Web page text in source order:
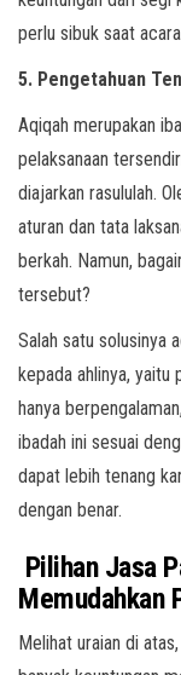
perlu sibuk saat
5. Pengetahuan
Aqiqah merupakan
pelaksanaan
diajarkan rasululah.
aturan dan tata
berkah. Namun,
tersebut?
Salah satu solusinya
kepada ahlinya, yaitu
hanya
ibadah ini sesuai
dapat lebih tenang
dengan benar.
Pilihan Jasa
Memudahkan
Melihat uraian di